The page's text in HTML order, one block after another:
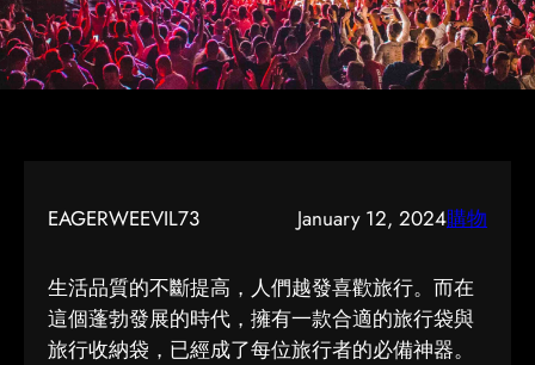
EAGERWEEVIL73 January 12, 2024購物
生活品質的不斷提高，人們越發喜歡旅行。而在
這個蓬勃發展的時代，擁有一款合適的旅行袋與
旅行收納袋，已經成了每位旅行者的必備神器。